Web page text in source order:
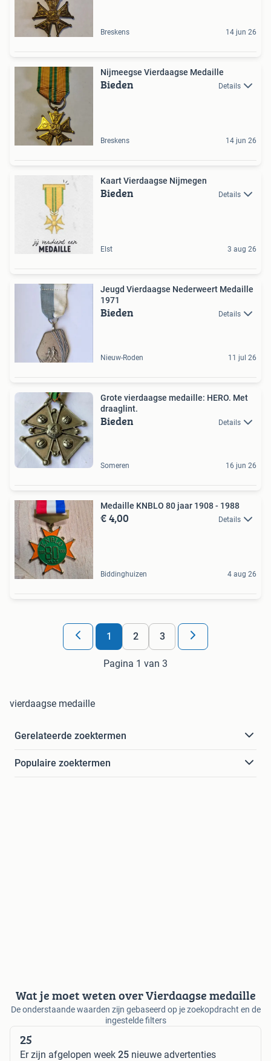
Breskens 14 jun 26
Nijmeegse Vierdaagse Medaille
Bieden Details
Breskens 14 jun 26
Kaart Vierdaagse Nijmegen
Bieden Details
Elst 3 aug 26
Jeugd Vierdaagse Nederweert Medaille
1971
Bieden Details
Nieuw-Roden 11 jul 26
Grote vierdaagse medaille: HERO. Met
draaglint.
Bieden Details
Someren 16 jun 26
Medaille KNBLO 80 jaar 1908 - 1988
€ 4,00 Details
Biddinghuizen 4 aug 26
1 2 3
Pagina 1 van 3
vierdaagse medaille
Gerelateerde zoektermen
Populaire zoektermen
Wat je moet weten over Vierdaagse medaille
De onderstaande waarden zijn gebaseerd op je zoekopdracht en de
ingestelde filters
25
Er zijn afgelopen week 25 nieuwe advertenties